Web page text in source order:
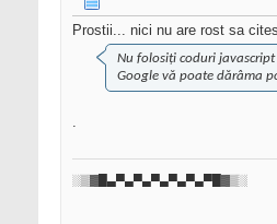
Prostii... nici nu are rost sa
Nu folosiți coduri javascript
Google vă poate dărâma
.
░▒▓█▄▀▄▀▄▀▄▀▄▀▄▀█▓▒░